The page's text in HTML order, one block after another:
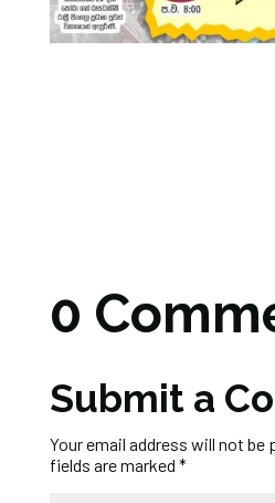
0
Submit a
Your email address will not be
fields are marked *